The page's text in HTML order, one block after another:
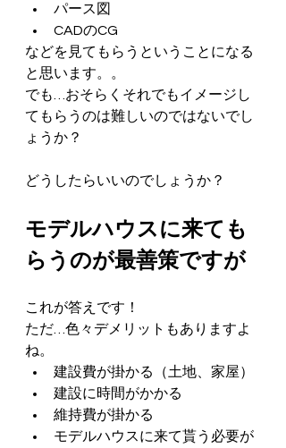
パース図
CADのCG
などを見てもらうということになる
と思います。。
でも…おそらくそれでもイメージし
てもらうのは難しいのではないでし
ょうか？
どうしたらいいのでしょうか？
モデルハウスに来ても
らうのが最善策ですが
これが答えです！
ただ…色々デメリットもありますよ
ね。
建設費が掛かる（土地、家屋）
建設に時間がかかる
維持費が掛かる
モデルハウスに来て貰う必要が